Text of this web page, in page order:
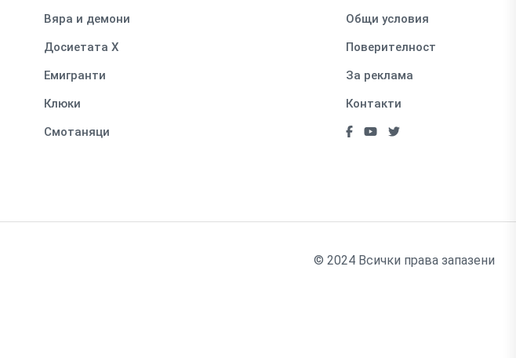
Вяра и демони
Досиетата Х
Емигранти
Клюки
Смотаняци
Общи условия
Поверителност
За реклама
Контакти
© 2024 Всички права запазени